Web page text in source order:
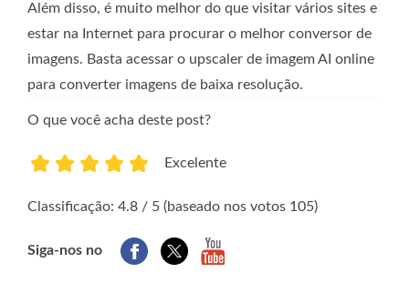
Além disso, é muito melhor do que visitar vários sites e
estar na Internet para procurar o melhor conversor de
imagens. Basta acessar o upscaler de imagem AI online
para converter imagens de baixa resolução.
O que você acha deste post?
Excelente
Classificação: 4.8 / 5 (baseado nos votos 105)
Siga-nos no